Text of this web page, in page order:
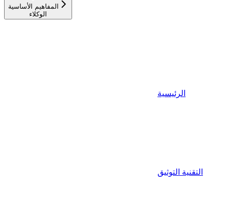
المفاهيم الأساسية
الوكلاء
الرئيسية
التقنية التوثيق